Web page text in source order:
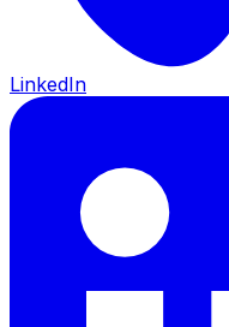
LinkedIn